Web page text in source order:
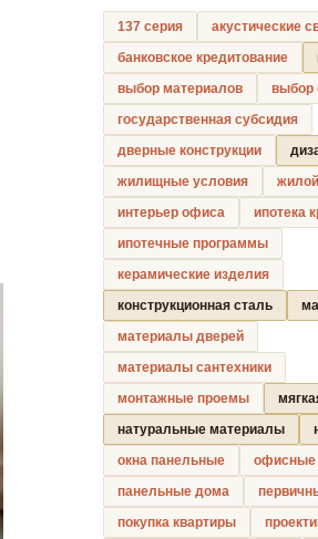
137 серия
акустические
банковское кредитование
выбор материалов
выбор
государственная субсидия
дверные конструкции
жилищные условия
интерьер офиса
ипотека
ипотечные программы
керамические изделия
конструкционная сталь
материалы дверей
материалы сантехники
монтажные проемы
натуральные материалы
окна панельные
офисные
панельные дома
покупка квартиры